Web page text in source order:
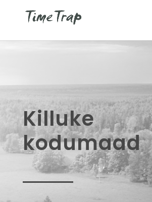
Killuke
kodumaad